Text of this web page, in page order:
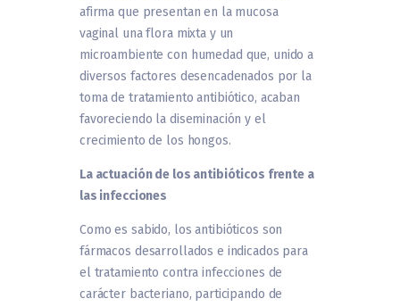
afirma que presentan en la mucosa
vaginal una flora mixta y un
microambiente con humedad que, unido a
diversos factores desencadenados por la
toma de tratamiento antibiótico, acaban
favoreciendo la diseminación y el
crecimiento de los hongos.
La actuación de los antibióticos frente a
las infecciones
Como es sabido, los antibióticos son
fármacos desarrollados e indicados para
el tratamiento contra infecciones de
carácter bacteriano, participando de